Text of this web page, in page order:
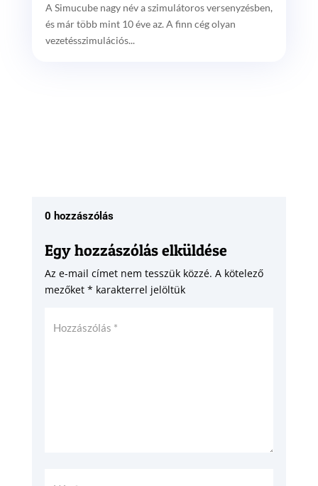
A Simucube nagy név a szimulátoros versenyzésben,
és már több mint 10 éve az. A finn cég olyan
vezetésszimulációs...
0 hozzászólás
Egy hozzászólás elküldése
Az e-mail címet nem tesszük közzé. A kötelező
mezőket * karakterrel jelöltük